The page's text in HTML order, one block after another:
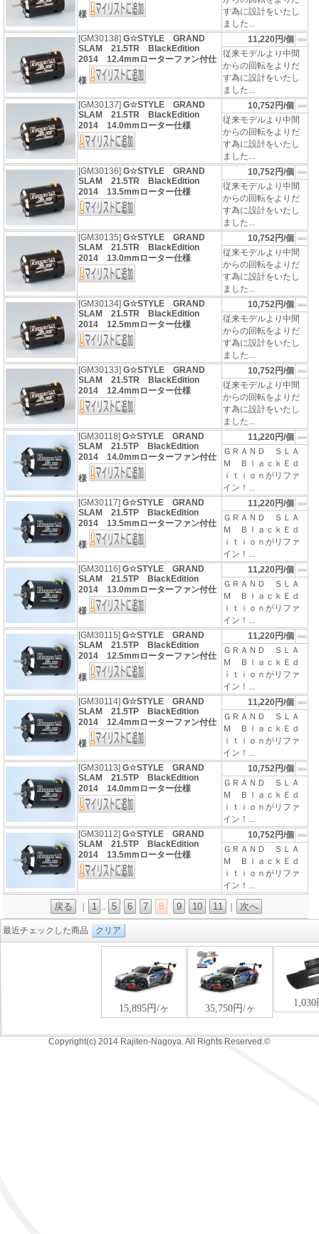
様
す為に設計をいたし
ました...
[GM30138]G☆STYLE GRAND
SLAM 21.5TR BlackEdition
2014 12.4mmローターファン付仕
様
11,220円/個
従来モデルより中間
からの回転をよりだ
す為に設計をいたし
ました...
[GM30137]G☆STYLE GRAND
SLAM 21.5TR BlackEdition
2014 14.0mmローター仕様
10,752円/個
従来モデルより中間
からの回転をよりだ
す為に設計をいたし
ました...
[GM30136]G☆STYLE GRAND
SLAM 21.5TR BlackEdition
2014 13.5mmローター仕様
10,752円/個
従来モデルより中間
からの回転をよりだ
す為に設計をいたし
ました...
[GM30135]G☆STYLE GRAND
SLAM 21.5TR BlackEdition
2014 13.0mmローター仕様
10,752円/個
従来モデルより中間
からの回転をよりだ
す為に設計をいたし
ました...
[GM30134]G☆STYLE GRAND
SLAM 21.5TR BlackEdition
2014 12.5mmローター仕様
10,752円/個
従来モデルより中間
からの回転をよりだ
す為に設計をいたし
ました...
[GM30133]G☆STYLE GRAND
SLAM 21.5TR BlackEdition
2014 12.4mmローター仕様
10,752円/個
従来モデルより中間
からの回転をよりだ
す為に設計をいたし
ました...
[GM30118]G☆STYLE GRAND
SLAM 21.5TP BlackEdition
2014 14.0mmローターファン付仕
様
11,220円/個
ＧＲＡＮＤ ＳＬＡ
Ｍ ＢｌａｃｋＥｄ
ｉｔｉｏｎがリファ
イン！...
[GM30117]G☆STYLE GRAND
SLAM 21.5TP BlackEdition
2014 13.5mmローターファン付仕
様
11,220円/個
ＧＲＡＮＤ ＳＬＡ
Ｍ ＢｌａｃｋＥｄ
ｉｔｉｏｎがリファ
イン！...
[GM30116]G☆STYLE GRAND
SLAM 21.5TP BlackEdition
2014 13.0mmローターファン付仕
様
11,220円/個
ＧＲＡＮＤ ＳＬＡ
Ｍ ＢｌａｃｋＥｄ
ｉｔｉｏｎがリファ
イン！...
[GM30115]G☆STYLE GRAND
SLAM 21.5TP BlackEdition
2014 12.5mmローターファン付仕
様
11,220円/個
ＧＲＡＮＤ ＳＬＡ
Ｍ ＢｌａｃｋＥｄ
ｉｔｉｏｎがリファ
イン！...
[GM30114]G☆STYLE GRAND
SLAM 21.5TP BlackEdition
2014 12.4mmローターファン付仕
様
11,220円/個
ＧＲＡＮＤ ＳＬＡ
Ｍ ＢｌａｃｋＥｄ
ｉｔｉｏｎがリファ
イン！...
[GM30113]G☆STYLE GRAND
SLAM 21.5TP BlackEdition
2014 14.0mmローター仕様
10,752円/個
ＧＲＡＮＤ ＳＬＡ
Ｍ ＢｌａｃｋＥｄ
ｉｔｉｏｎがリファ
イン！...
[GM30112]G☆STYLE GRAND
SLAM 21.5TP BlackEdition
2014 13.5mmローター仕様
10,752円/個
ＧＲＡＮＤ ＳＬＡ
Ｍ ＢｌａｃｋＥｄ
ｉｔｉｏｎがリファ
イン！...
戻る 1 .. 5 6 7 8 9 10 11 次へ
最近チェックした商品 クリア
Copyright(c) 2014 Rajiten-Nagoya. All Rights Reserved.©